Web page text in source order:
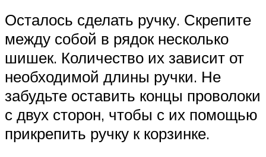
Осталось сделать ручку. Скрепите
между собой в рядок несколько
шишек. Количество их зависит от
необходимой длины ручки. Не
забудьте оставить концы проволоки
с двух сторон, чтобы с их помощью
прикрепить ручку к корзинке.